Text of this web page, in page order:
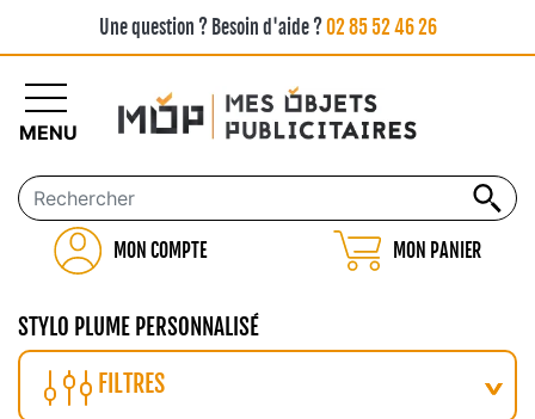
Une question ? Besoin d'aide ?02 85 52 46 26
MON COMPTE MON PANIER
MENU
STYLO PLUME PERSONNALISÉ
FILTRES